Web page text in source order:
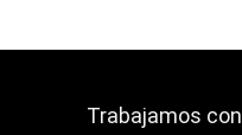
Trabajamos con